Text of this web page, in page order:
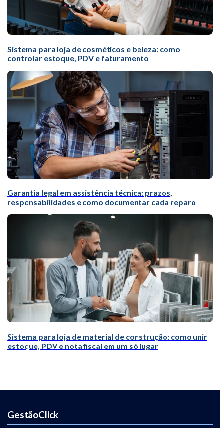
Sistema para loja de cosméticos e beleza: como
controlar estoque, PDV e faturamento
Garantia legal em assistência técnica: prazos,
responsabilidades e como documentar cada reparo
Sistema para loja de material de construção: como unir
estoque, PDV e nota fiscal em um só lugar
GestãoClick